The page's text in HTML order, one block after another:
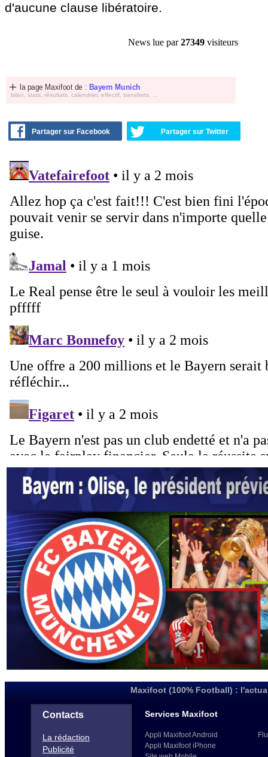
d'aucune clause libératoire.
News lue par27349 visiteurs
la page Maxifoot de : Bayern Munich
bilan, stats, résultats, calendrier, effectif, transferts, ...
Partager sur Facebook Partager sur Twitter
Maxifoot (100% Football) :
Contacts
La rédaction
Publicité
Services Maxifoot
Appli Maxifoot Android
Appli Maxifoot iPhone